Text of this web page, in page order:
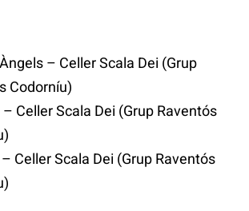
– Celler Scala Dei (Grup
Codorníu)
Celler Scala Dei (Grup Raventós
Celler Scala Dei (Grup Raventós